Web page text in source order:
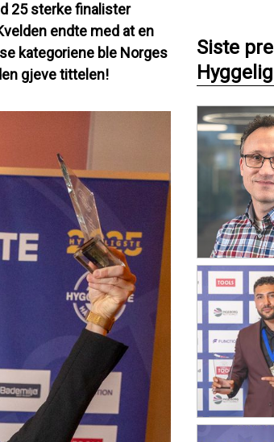
25 sterke finalister
endte med at en
kategoriene ble Norges
gjeve tittelen!
Siste